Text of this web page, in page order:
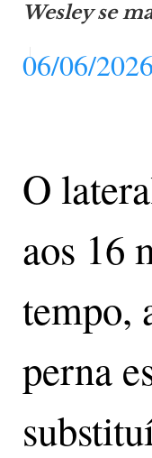
Wesley se
06/06/
O
aos 16
tempo,
perna